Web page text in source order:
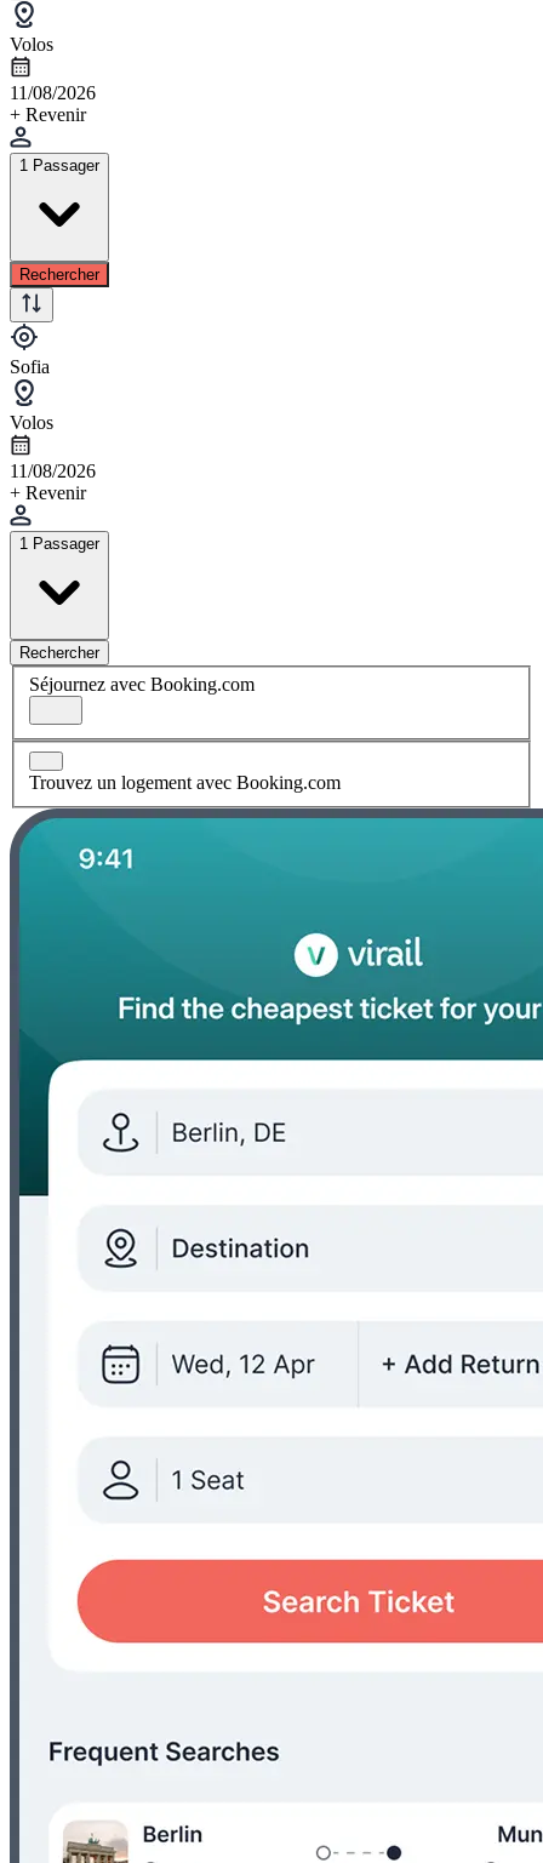
Volos
11/08/2026
+ Revenir
1 Passager
Rechercher
Sofia
Volos
11/08/2026
+ Revenir
1 Passager
Rechercher
Séjournez avec Booking.com
Trouvez un logement avec Booking.com